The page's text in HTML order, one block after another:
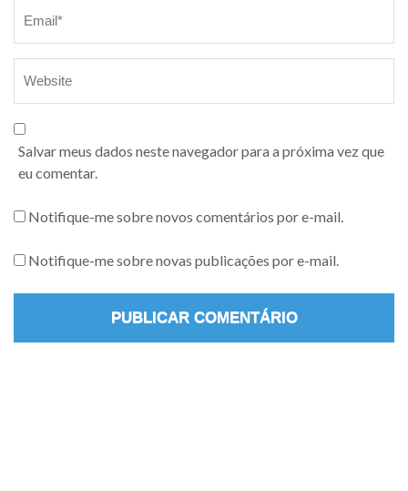
Salvar meus dados neste navegador para a próxima vez que
eu comentar.
Notifique-me sobre novos comentários por e-mail.
Notifique-me sobre novas publicações por e-mail.